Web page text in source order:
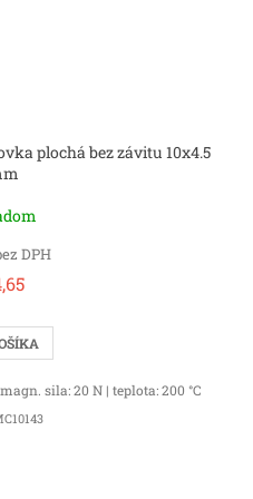
plochá bez závitu 10x4.5
DPH
sila: 20 N | teplota: 200 °C